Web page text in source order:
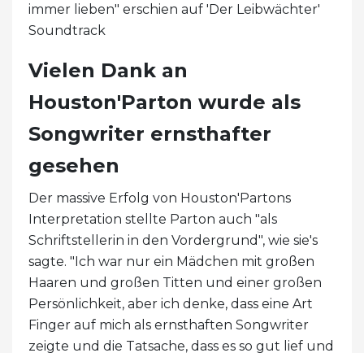
immer lieben" erschien auf 'Der Leibwächter'
Soundtrack
Vielen Dank an
Houston'Parton wurde als
Songwriter ernsthafter
gesehen
Der massive Erfolg von Houston'Partons
Interpretation stellte Parton auch "als
Schriftstellerin in den Vordergrund", wie sie's
sagte. "Ich war nur ein Mädchen mit großen
Haaren und großen Titten und einer großen
Persönlichkeit, aber ich denke, dass eine Art
Finger auf mich als ernsthaften Songwriter
zeigte und die Tatsache, dass es so gut lief und